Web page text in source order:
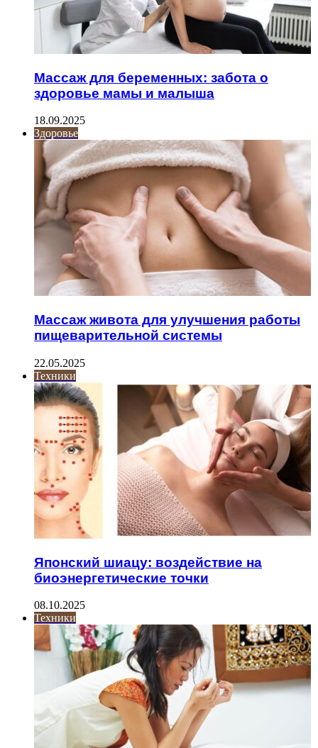
Массаж для беременных: забота о
здоровье мамы и малыша
18.09.2025
Здоровье
Массаж живота для улучшения работы
пищеварительной системы
22.05.2025
Техники
Японский шиацу: воздействие на
биоэнергетические точки
08.10.2025
Техники